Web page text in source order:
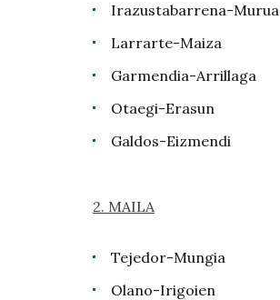
Irazustabarrena-Murua
Larrarte-Maiza
Garmendia-Arrillaga
Otaegi-Erasun
Galdos-Eizmendi
2. MAILA
Tejedor-Mungia
Olano-Irigoien